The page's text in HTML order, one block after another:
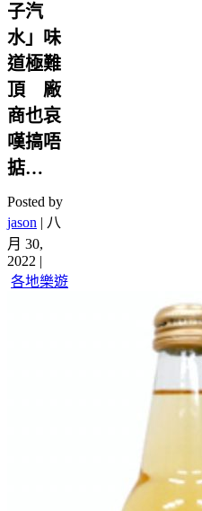
子汽
水」味
道極難
頂 廠
商也哀
嘆搞唔
掂…
Posted by
jason | 八
月 30,
2022 |
各地樂遊